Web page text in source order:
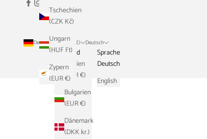
Tschechien
(CZK Kč)
Ungarn
(HUF Ft)
Zypern
(EUR €)
Deutschland (EUR €)
Land
Belgien
(EUR €)
Bulgarien
(EUR €)
Dänemark
(DKK kr.)
Deutsch
Sprache
Deutsch
English